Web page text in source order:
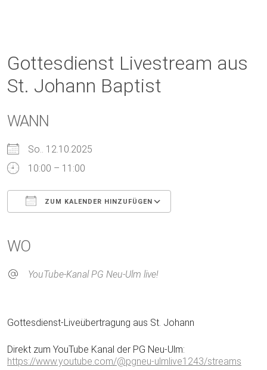
Gottesdienst Livestream aus
St. Johann Baptist
WANN
So.. 12.10.2025
10:00 – 11:00
ZUM KALENDER HINZUFÜGEN
WO
YouTube-Kanal PG Neu-Ulm live!
Gottesdienst-Liveübertragung aus St. Johann
Direkt zum YouTube Kanal der PG Neu-Ulm:
https://www.youtube.com/@pgneu-ulmlive1243/streams